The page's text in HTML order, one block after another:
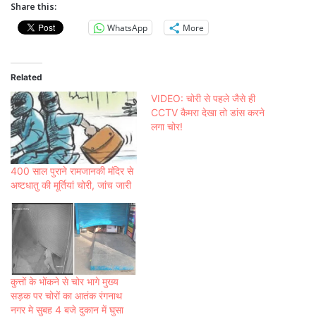
Share this:
WhatsApp
More
Related
400 साल पुराने रामजानकी मंदिर से
अष्टधातु की मूर्तियां चोरी, जांच जारी
VIDEO: चोरी से पहले जैसे ही
CCTV कैमरा देखा तो डांस करने
लगा चोर!
कुत्तों के भोंकने से चोर भागे मुख्य
सड़क पर चोरों का आतंक रंगनाथ
नगर मे सुबह 4 बजे दुकान में घुसा